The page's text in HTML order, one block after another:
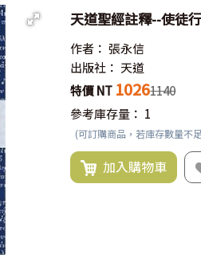
天道聖經註釋--使徒
作者： 張永信
出版社： 天道
特價 NT 10261140
參考庫存量： 1
(可訂購商品，若庫存數量不
加入購物車